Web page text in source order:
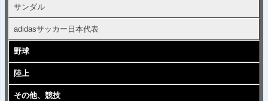
サンダル
adidasサッカー日本代表
野球
陸上
その他、競技